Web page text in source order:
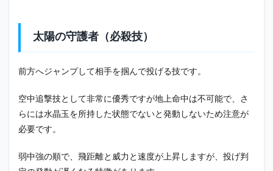
太陽の守護者（必殺技）
前方へジャンプして相手を掴んで投げる技です。
空中追撃技として非常に優秀ですが地上命中は不可能で、さ
らには水晶玉を所持した状態でないと発動しないため注意が
必要です。
弱中強の順で、飛距離と威力と速度が上昇しますが、投げ判